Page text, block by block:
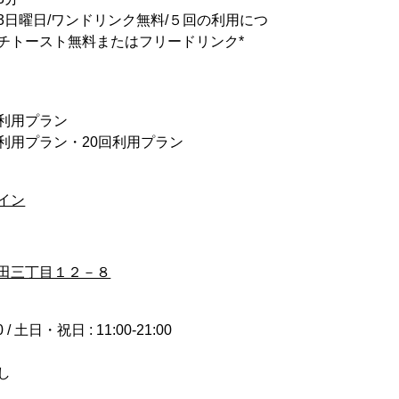
曜日/ワンドリンク無料/５回の利用につ
トースト無料またはフリードリンク*
用プラン
用プラン・20回利用プラン
ン
三丁目１２－８
/ 土日・祝日 : 11:00-21:00